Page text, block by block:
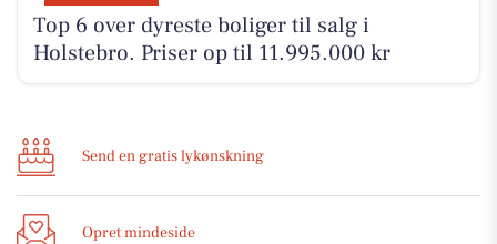
Top 6 over dyreste boliger til salg i
Holstebro. Priser op til 11.995.000 kr
Send en gratis lykønskning
Opret mindeside